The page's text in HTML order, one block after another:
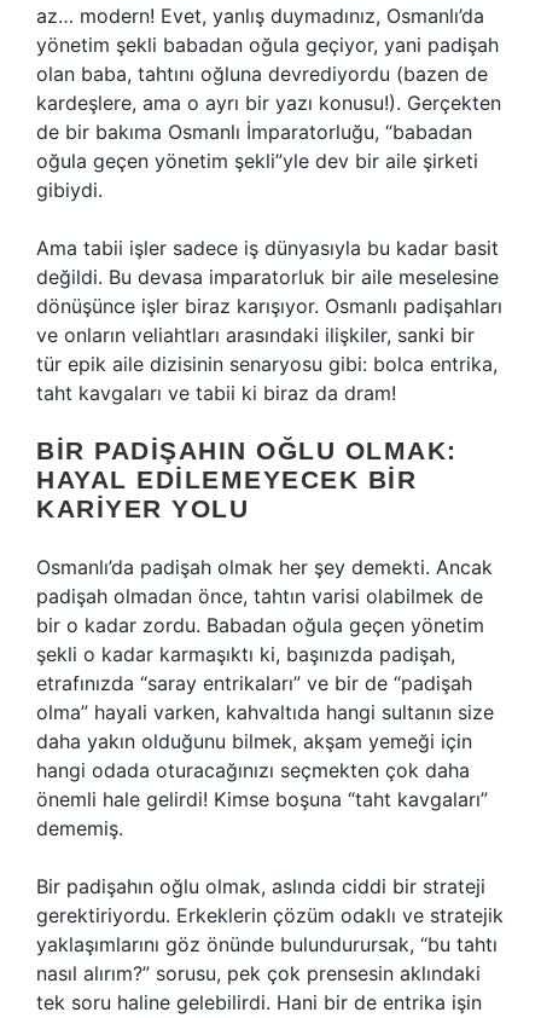
az… modern! Evet, yanlış duymadınız, Osmanlı’da
yönetim şekli babadan oğula geçiyor, yani padişah
olan baba, tahtını oğluna devrediyordu (bazen de
kardeşlere, ama o ayrı bir yazı konusu!). Gerçekten
de bir bakıma Osmanlı İmparatorluğu, “babadan
oğula geçen yönetim şekli”yle dev bir aile şirketi
gibiydi.
Ama tabii işler sadece iş dünyasıyla bu kadar basit
değildi. Bu devasa imparatorluk bir aile meselesine
dönüşünce işler biraz karışıyor. Osmanlı padişahları
ve onların veliahtları arasındaki ilişkiler, sanki bir
tür epik aile dizisinin senaryosu gibi: bolca entrika,
taht kavgaları ve tabii ki biraz da dram!
BIR PADIŞAHIN OĞLU OLMAK:
HAYAL EDILEMEYECEK BIR
KARIYER YOLU
Osmanlı’da padişah olmak her şey demekti. Ancak
padişah olmadan önce, tahtın varisi olabilmek de
bir o kadar zordu. Babadan oğula geçen yönetim
şekli o kadar karmaşıktı ki, başınızda padişah,
etrafınızda “saray entrikaları” ve bir de “padişah
olma” hayali varken, kahvaltıda hangi sultanın size
daha yakın olduğunu bilmek, akşam yemeği için
hangi odada oturacağınızı seçmekten çok daha
önemli hale gelirdi! Kimse boşuna “taht kavgaları”
dememiş.
Bir padişahın oğlu olmak, aslında ciddi bir strateji
gerektiriyordu. Erkeklerin çözüm odaklı ve stratejik
yaklaşımlarını göz önünde bulundurursak, “bu tahtı
nasıl alırım?” sorusu, pek çok prensesin aklındaki
tek soru haline gelebilirdi. Hani bir de entrika işin